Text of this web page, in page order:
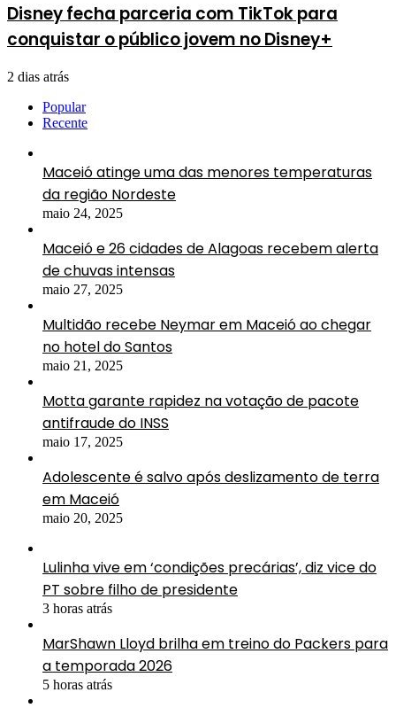
Disney fecha parceria com TikTok para
conquistar o público jovem no Disney+
2 dias atrás
Popular
Recente
Maceió atinge uma das menores temperaturas
da região Nordeste
maio 24, 2025
Maceió e 26 cidades de Alagoas recebem alerta
de chuvas intensas
maio 27, 2025
Multidão recebe Neymar em Maceió ao chegar
no hotel do Santos
maio 21, 2025
Motta garante rapidez na votação de pacote
antifraude do INSS
maio 17, 2025
Adolescente é salvo após deslizamento de terra
em Maceió
maio 20, 2025
Lulinha vive em ‘condições precárias’, diz vice do
PT sobre filho de presidente
3 horas atrás
MarShawn Lloyd brilha em treino do Packers para
a temporada 2026
5 horas atrás